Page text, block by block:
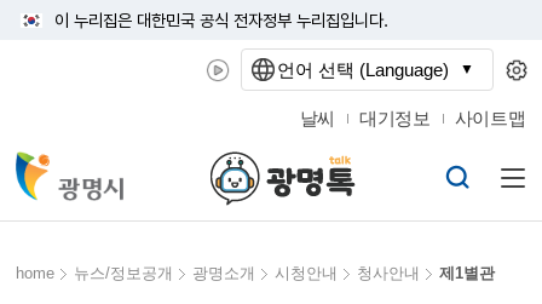
이 누리집은 대한민국 공식 전자정부 누리집입니다.
날씨 대기정보 사이트맵
home 뉴스/정보공개 광명소개 시청안내 청사안내 제1별관
언어 선택 (Language)